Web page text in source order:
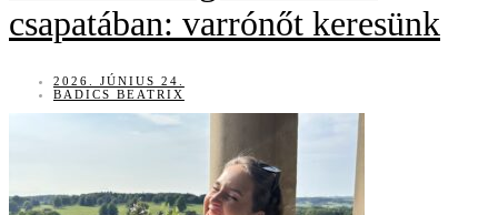
csapatában: varrónőt keresünk
2026. JÚNIUS 24.
BADICS BEATRIX